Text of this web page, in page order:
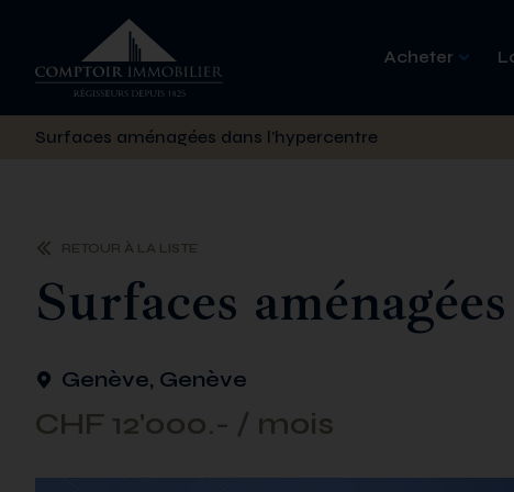
Acheter
Surfaces aménagées dans l’hypercentre
RETOUR À LA LISTE
Surfaces
Genève, Genève
CHF 12'000.- / mois